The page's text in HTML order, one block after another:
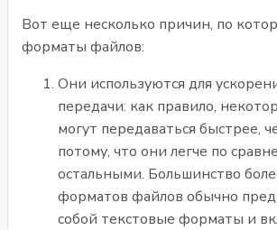
Вот еще несколько причин, по
форматы файлов:
Они используются для
передачи: как правило,
могут передаваться быстрее,
потому, что они легче по
остальными. Большинство
форматов файлов обычно
собой текстовые форматы и